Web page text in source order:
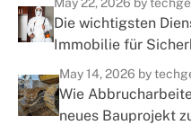
Die wichtigsten
Immobilie für
May 14, 2026 by
Wie
neues Bauprojekt